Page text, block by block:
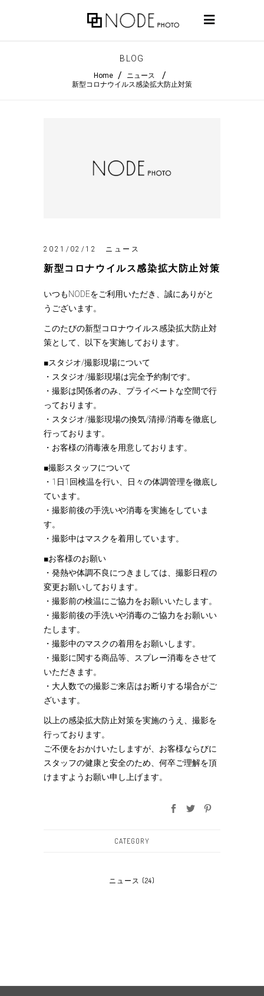
BLOG
Home/ ニュース /
新型コロナウイルス感染拡大防止対策
2021/02/12 ニュース
新型コロナウイルス感染拡大防止対策
いつもNODEをご利用いただき、誠にありがと
うございます。
このたびの新型コロナウイルス感染拡大防止対
策として、以下を実施しております。
■スタジオ/撮影現場について
・スタジオ/撮影現場は完全予約制です。
・撮影は関係者のみ、プライベートな空間で行
っております。
・スタジオ/撮影現場の換気/清掃/消毒を徹底し
行っております。
・お客様の消毒液を用意しております。
■撮影スタッフについて
・1日1回検温を行い、日々の体調管理を徹底し
ています。
・撮影前後の手洗いや消毒を実施をしていま
す。
・撮影中はマスクを着用しています。
■お客様のお願い
・発熱や体調不良につきましては、撮影日程の
変更お願いしております。
・撮影前の検温にご協力をお願いいたします。
・撮影前後の手洗いや消毒のご協力をお願いい
たします。
・撮影中のマスクの着用をお願いします。
・撮影に関する商品等、スプレー消毒をさせて
いただきます。
・大人数での撮影ご来店はお断りする場合がご
ざいます。
以上の感染拡大防止対策を実施のうえ、撮影を
行っております。
ご不便をおかけいたしますが、お客様ならびに
スタッフの健康と安全のため、何卒ご理解を頂
けますようお願い申し上げます。
CATEGORY
ニュース (24)